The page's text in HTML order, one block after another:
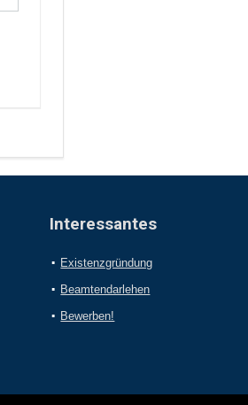
Interessantes
Existenzgründung
Beamtendarlehen
Bewerben!